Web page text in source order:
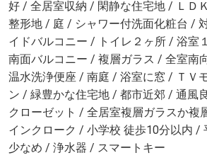
好 / 全居室収納 / 閑静な住宅地 / ＬＤ
整形地 / 庭 / シャワー付洗面化粧台 /
イドバルコニー / トイレ２ヶ所 / 浴室
南面バルコニー / 複層ガラス / 全室南
温水洗浄便座 / 南庭 / 浴室に窓 / ＴＶ
ン / 緑豊かな住宅地 / 都市近郊 / 通風
クローゼット / 全居室複層ガラスか複
インクローク / 小学校 徒歩10分以内 /
少なめ / 浄水器 / スマートキー